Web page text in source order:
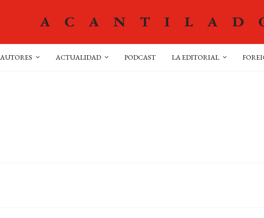
AUTORES ACTUALIDAD PODCAST LA EDITORIAL